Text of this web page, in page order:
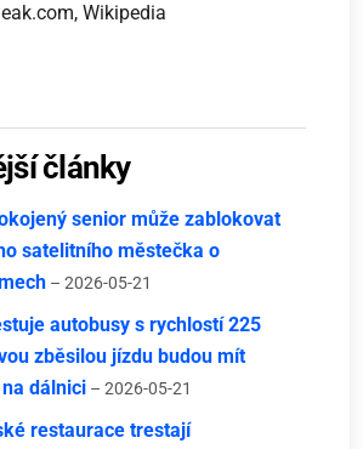
Wikipedia
články
senior může zablokovat
satelitního městečka o
– 2026-05-21
autobusy s rychlostí 225
zběsilou jízdu budou mít
dálnici – 2026-05-21
restaurace trestají